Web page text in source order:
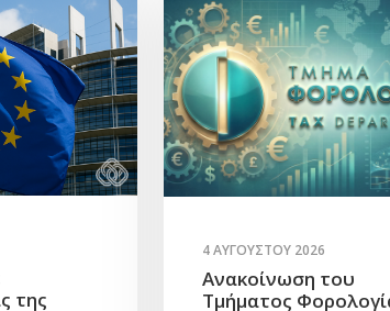
της
4 ΑΥΓΟΎΣΤΟΥ 2026
Ανακοίνωση του
Τμήματος